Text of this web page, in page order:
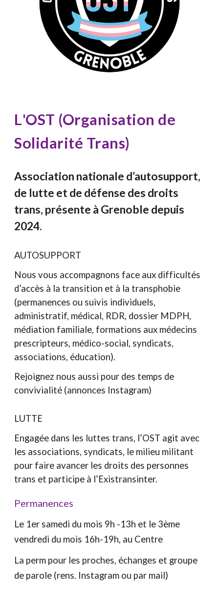
L'OST (Organisation de
Solidarité Trans)
Association nationale d’autosupport,
de lutte et de défense des droits
trans, présente à Grenoble depuis
2024.
AUTOSUPPORT
Nous vous accompagnons face aux difficultés
d’accès à la transition et à la transphobie
(permanences ou suivis individuels,
administratif, médical, RDR, dossier MDPH,
médiation familiale, formations aux médecins
prescripteurs, médico-social, syndicats,
associations, éducation).
Rejoignez nous aussi pour des temps de
convivialité (annonces Instagram)
LUTTE
Engagée dans les luttes trans, l’OST agit avec
les associations, syndicats, le milieu militant
pour faire avancer les droits des personnes
trans et participe à l’Existransinter.
Permanences
Le 1er samedi du mois 9h -13h et le 3ème
vendredi du mois 16h-19h, au Centre
La perm pour les proches, échanges et groupe
de parole (rens. Instagram ou par mail)